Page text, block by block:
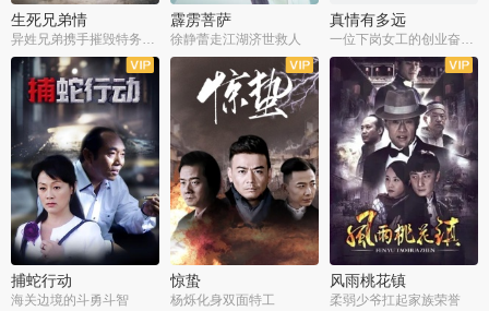
生死兄弟情
异姓兄弟携手摧毁特务阴谋
霹雳菩萨
徐静蕾走江湖济世救人
真情有多远
一位下岗女工的创业奋斗史
全22集
捕蛇行动
海关边境的斗勇斗智
全39集
惊蛰
杨烁化身双面特工
全36集
风雨桃花镇
柔弱少爷扛起家族荣誉